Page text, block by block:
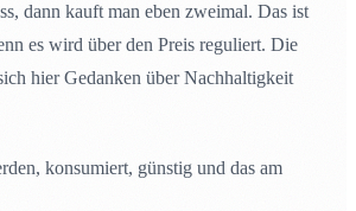
dann kauft man eben zweimal. Das ist
es wird über den Preis reguliert. Die
hier Gedanken über Nachhaltigkeit
konsumiert, günstig und das am